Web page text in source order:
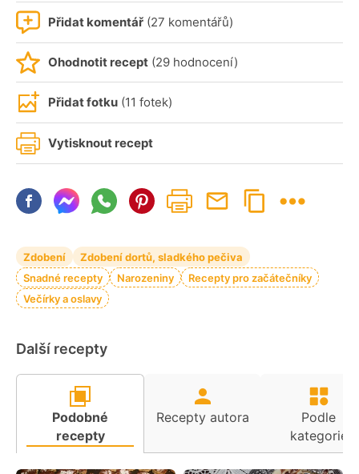
Přidat komentář (27 komentářů)
Ohodnotit recept (29 hodnocení)
Přidat fotku (11 fotek)
Vytisknout recept
Zdobení
Zdobení dortů, sladkého pečiva
Snadné recepty
Narozeniny
Recepty pro začátečníky
Večírky a oslavy
Další recepty
Podobné
recepty
Recepty autora
Podle
kategorie